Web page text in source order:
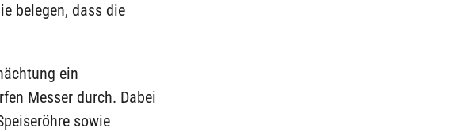
belegen, dass die
ein
Messer durch. Dabei
sowie